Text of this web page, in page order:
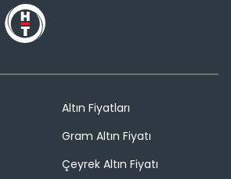
Altın Fiyatları
Gram Altın Fiyatı
Çeyrek Altın Fiyatı